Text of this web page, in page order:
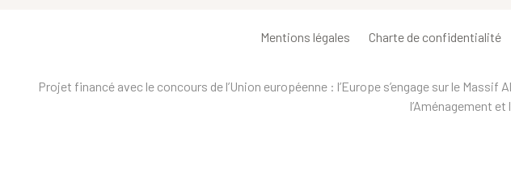
Mentions légales Charte de confidentialité
Projet financé avec le concours de l’Union européenne : l’Europe s’engage sur le
l’Aménagement